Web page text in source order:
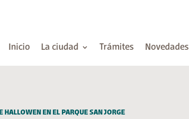
Inicio La ciudad Trámites Novedades
HALLOWEN EN EL PARQUE SAN JORGE